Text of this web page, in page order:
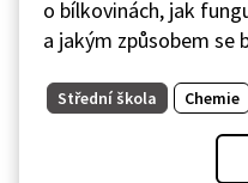
o bílkovinách, jak
a jakým způsobem se
Střední škola Chemie